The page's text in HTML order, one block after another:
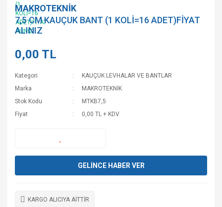
MAKROTEKNİK
7,5 CM KAUÇUK BANT (1 KOLİ=16 ADET)FİYAT
ALINIZ
0,00 TL
Kategori
KAUÇUK LEVHALAR VE BANTLAR
Marka
MAKROTEKNİK
Stok Kodu
MTKB7,5
Fiyat
0,00 TL + KDV
GELİNCE HABER VER
KARGO ALICIYA AİTTİR